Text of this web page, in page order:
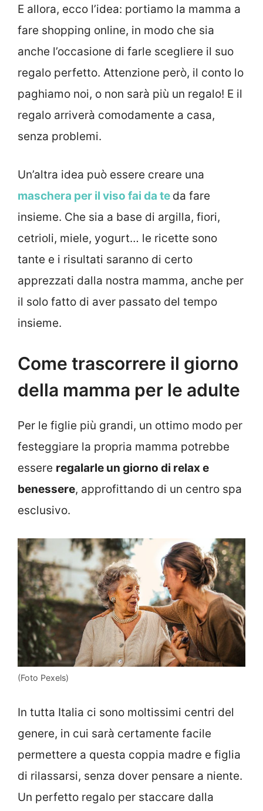
E allora, ecco l’idea: portiamo la mamma a
fare shopping online, in modo che sia
anche l’occasione di farle scegliere il suo
regalo perfetto. Attenzione però, il conto lo
paghiamo noi, o non sarà più un regalo! E il
regalo arriverà comodamente a casa,
senza problemi.
Un’altra idea può essere creare una
maschera per il viso fai da te da fare
insieme. Che sia a base di argilla, fiori,
cetrioli, miele, yogurt… le ricette sono
tante e i risultati saranno di certo
apprezzati dalla nostra mamma, anche per
il solo fatto di aver passato del tempo
insieme.
Come trascorrere il giorno
della mamma per le adulte
Per le figlie più grandi, un ottimo modo per
festeggiare la propria mamma potrebbe
essere regalarle un giorno di relax e
benessere, approfittando di un centro spa
esclusivo.
(Foto Pexels)
In tutta Italia ci sono moltissimi centri del
genere, in cui sarà certamente facile
permettere a questa coppia madre e figlia
di rilassarsi, senza dover pensare a niente.
Un perfetto regalo per staccare dalla